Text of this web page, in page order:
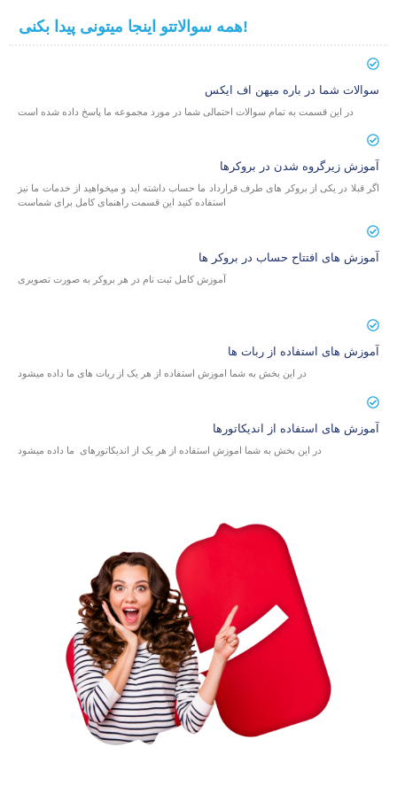
همه سوالاتتو اینجا میتونی پیدا بکنی!
سوالات شما در باره میهن اف ایکس
در این قسمت به تمام سوالات احتمالی شما در مورد مجموعه ما پاسخ داده شده است
آموزش زیرگروه شدن در بروکرها
اگر قبلا در یکی از بروکر های طرف قرارداد ما حساب داشته اید و میخواهید از خدمات ما نیز
استفاده کنید این قسمت راهنمای کامل برای شماست
آموزش های افتتاح حساب در بروکر ها
آموزش کامل ثبت نام در هر بروکر به صورت تصویری
آموزش های استفاده از ربات ها
در این بخش به شما اموزش استفاده از هر یک از ربات های ما داده میشود
آموزش های استفاده از اندیکاتورها
در این بخش به شما اموزش استفاده از هر یک از اندیکاتورهای ما داده میشود